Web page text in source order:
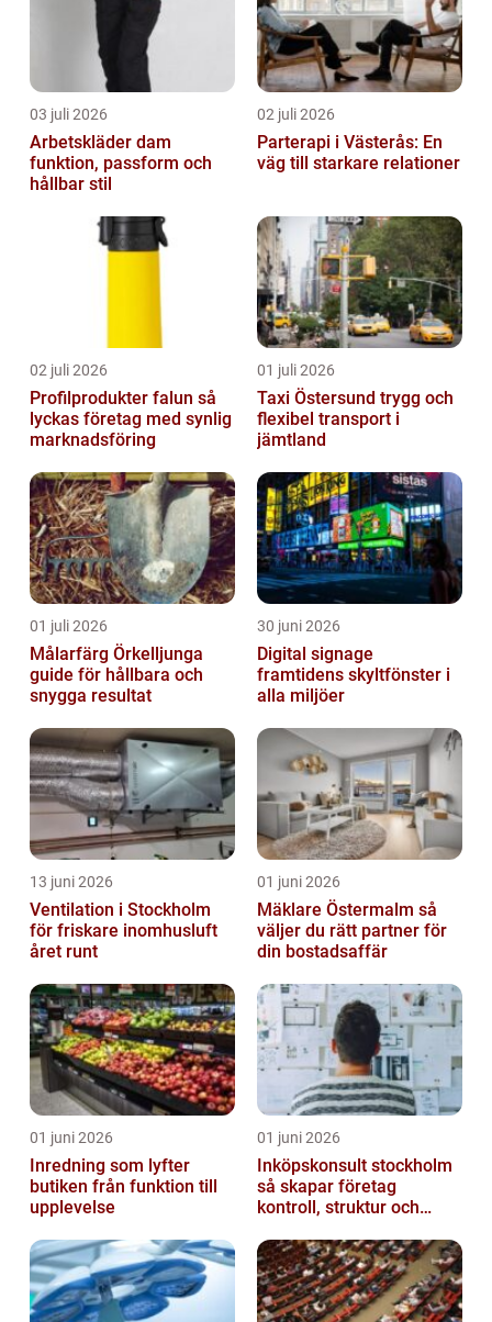
03 juli 2026
Arbetskläder dam
funktion, passform och
hållbar stil
02 juli 2026
Parterapi i Västerås: En
väg till starkare relationer
02 juli 2026
Profilprodukter falun så
lyckas företag med synlig
marknadsföring
01 juli 2026
Taxi Östersund trygg och
flexibel transport i
jämtland
01 juli 2026
Målarfärg Örkelljunga
guide för hållbara och
snygga resultat
30 juni 2026
Digital signage
framtidens skyltfönster i
alla miljöer
13 juni 2026
Ventilation i Stockholm
för friskare inomhusluft
året runt
01 juni 2026
Mäklare Östermalm så
väljer du rätt partner för
din bostadsaffär
01 juni 2026
Inredning som lyfter
butiken från funktion till
upplevelse
01 juni 2026
Inköpskonsult stockholm
så skapar företag
kontroll, struktur och